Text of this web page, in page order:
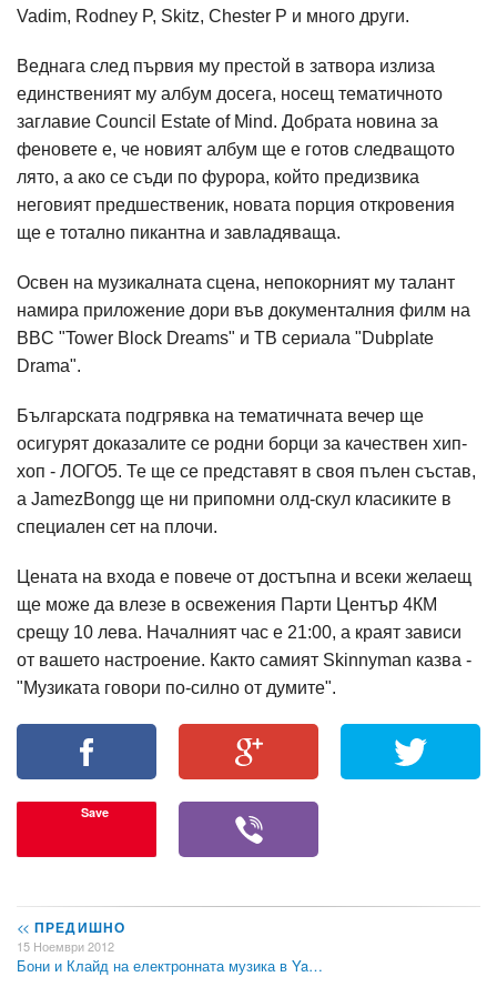
Vadim, Rodney P, Skitz, Chester P и много други.
Веднага след първия му престой в затвора излиза
единственият му албум досега, носещ тематичното
заглавие Council Estate of Mind. Добрата новина за
феновете е, че новият албум ще е готов следващото
лято, а ако се съди по фурора, който предизвика
неговият предшественик, новата порция откровения
ще е тотално пикантна и завладяваща.
Освен на музикалната сцена, непокорният му талант
намира приложение дори във документалния филм на
BBC "Tower Block Dreams" и ТВ сериала "Dubplate
Drama".
Българската подгрявка на тематичната вечер ще
осигурят доказалите се родни борци за качествен хип-
хоп - ЛОГО5. Те ще се представят в своя пълен състав,
а JamezBongg ще ни припомни олд-скул класиките в
специален сет на плочи.
Цената на входа е повече от достъпна и всеки желаещ
ще може да влезе в освежения Парти Център 4КМ
срещу 10 лева. Началният час е 21:00, а краят зависи
от вашето настроение. Както самият Skinnyman казва -
"Музиката говори по-силно от думите".
Save
<< ПРЕДИШНО
15 Ноември 2012
Бони и Клайд на електронната музика в Ya…